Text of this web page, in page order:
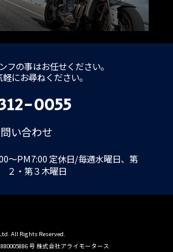
フの事はお任せください。
軽にお尋ねください。
0055
い合わせ
～PM7:00 定休日/毎週水曜日、第
２・第３木曜日
All Rights Reserved.
号 株式会社アライモータース